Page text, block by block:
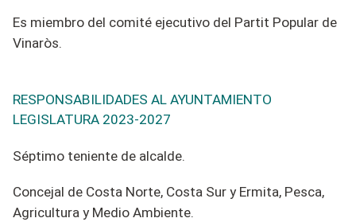
Es miembro del comité ejecutivo del Partit Popular de
Vinaròs.
RESPONSABILIDADES AL AYUNTAMIENTO
LEGISLATURA 2023-2027
Séptimo teniente de alcalde.
Concejal de Costa Norte, Costa Sur y Ermita, Pesca,
Agricultura y Medio Ambiente.